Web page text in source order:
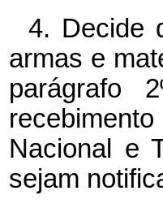
4. Decide
armas e
parágrafo
Nacional e
sejam